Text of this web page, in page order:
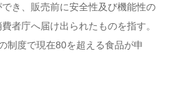
き、販売前に安全性及び機能性の
者庁へ届け出られたものを指す。
制度で現在80を超える食品が申